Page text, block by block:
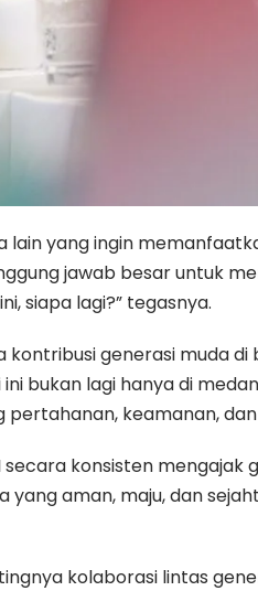
lain yang ingin
jawab besar untuk
siapa lagi?” tegasnya.
kontribusi generasi muda
ini bukan lagi hanya di
keamanan,
secara konsisten
yang aman, maju, dan
kolaborasi lintas